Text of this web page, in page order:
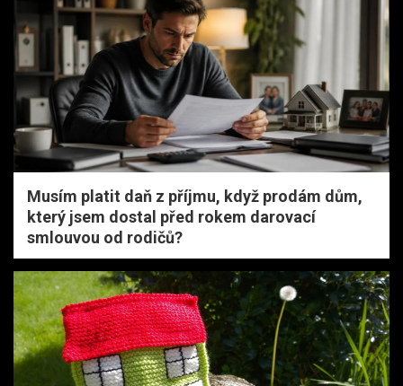
Musím platit daň z příjmu, když prodám dům,
který jsem dostal před rokem darovací
smlouvou od rodičů?